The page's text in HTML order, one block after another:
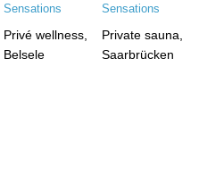
Privé wellness,
Belsele
Private sauna,
Saarbrücken